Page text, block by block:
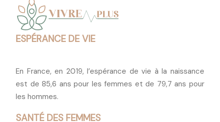
ESPÉRANCE DE VIE
En France, en 2019, l’espérance de vie à la naissance
est de 85,6 ans pour les femmes et de 79,7 ans pour
les hommes.
SANTÉ DES FEMMES